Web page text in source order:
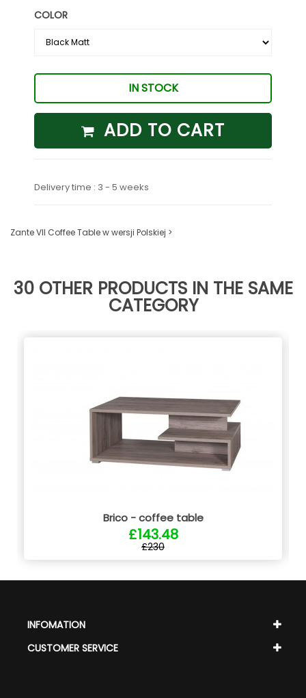
COLOR
IN STOCK
ADD TO CART
Delivery time : 3 - 5 weeks
Zante VII Coffee Table w wersji Polskiej >
30 OTHER PRODUCTS IN THE SAME
CATEGORY
Brico - coffee table
£143.48
£230
INFOMATION
CUSTOMER SERVICE